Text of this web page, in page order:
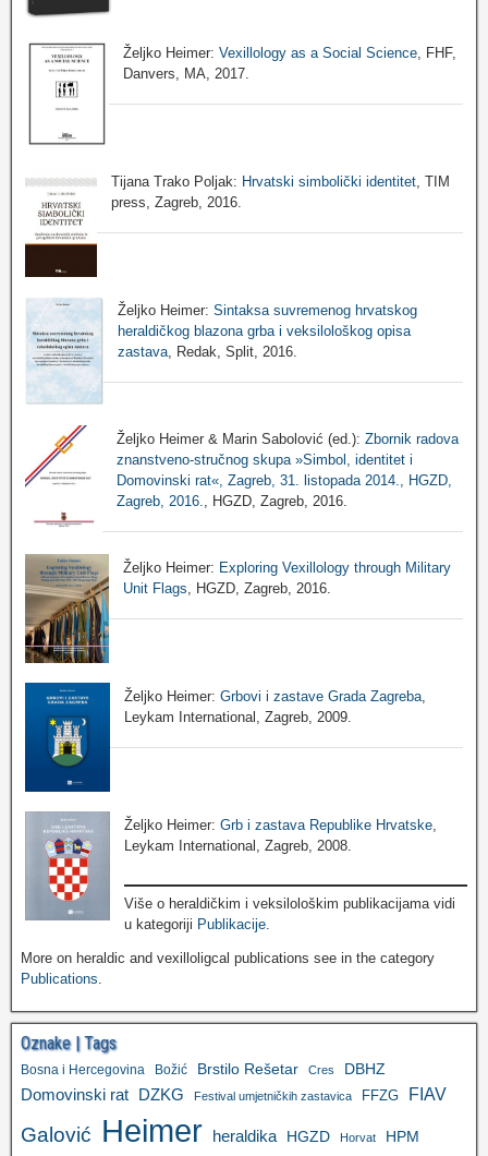
Željko Heimer:Vexillology as a Social Science , FHF,
Danvers, MA, 2017.
Tijana Trako Poljak: Hrvatski simbolički identitet , TIM
press, Zagreb, 2016.
Željko Heimer: Sintaksa suvremenog hrvatskog
heraldičkog blazona grba i veksilološkog opisa
zastava, Redak, Split, 2016.
Željko Heimer & Marin Sabolović (ed.): Zbornik radova
znanstveno-stručnog skupa »Simbol, identitet i
Domovinski rat«, Zagreb, 31. listopada 2014., HGZD,
Zagreb, 2016.
, HGZD, Zagreb, 2016.
Željko Heimer: Exploring Vexillology through Military
Unit Flags , HGZD, Zagreb, 2016.
Željko Heimer: Grbovi i zastave Grada Zagreba
Leykam International, Zagreb, 2009.
Željko Heimer:Grb i zastava Republike Hrvatske
Leykam International, Zagreb, 2008.
Više o heraldičkim i veksilološkim publikacijama vidi
u kategoriji Publikacije.
More on heraldic and vexilloligcal publications see in the category
Publications.
Oznake | Tags
Bosna i Hercegovina Božić Brstilo Rešetar Cres DBHZ
Domovinski rat DZKG Festival umjetničkih zastavica FFZG FIAV
Galović Heimer heraldika HGZD Horvat HPM